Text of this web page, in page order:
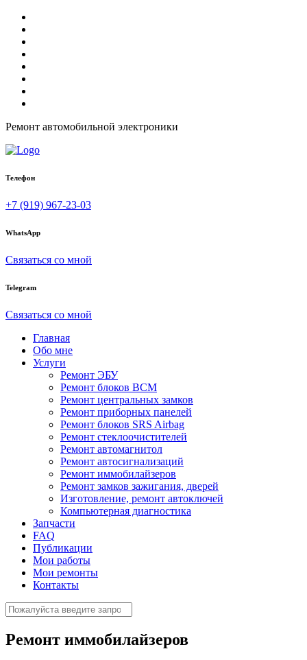
Ремонт автомобильной электроники
Телефон
+7 (919) 967-23-03
WhatsApp
Связаться со мной
Telegram
Связаться со мной
Главная
Обо мне
Услуги
Ремонт ЭБУ
Ремонт блоков BCМ
Ремонт центральных замков
Ремонт приборных панелей
Ремонт блоков SRS Airbag
Ремонт стеклоочистителей
Ремонт автомагнитол
Ремонт автосигнализаций
Ремонт иммобилайзеров
Ремонт замков зажигания, дверей
Изготовление, ремонт автоключей
Компьютерная диагностика
Запчасти
FAQ
Публикации
Мои работы
Мои ремонты
Контакты
Ремонт иммобилайзеров